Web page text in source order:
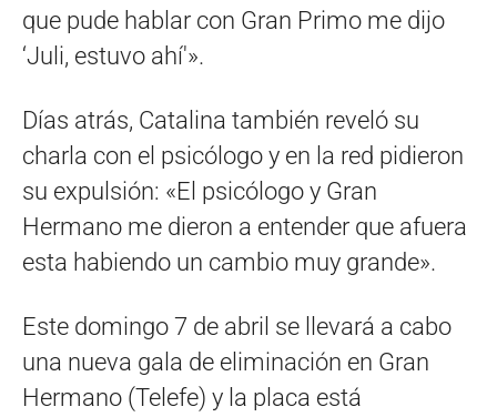
que pude hablar con Gran Primo me dijo
‘Juli, estuvo ahí'».
Días atrás, Catalina también reveló su
charla con el psicólogo y en la red pidieron
su expulsión: «El psicólogo y Gran
Hermano me dieron a entender que afuera
esta habiendo un cambio muy grande».
Este domingo 7 de abril se llevará a cabo
una nueva gala de eliminación en Gran
Hermano (Telefe) y la placa está